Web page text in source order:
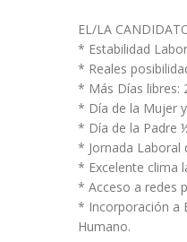
EL/LA
* Estabilidad
* Reales
* Más Días libres:
* Día de la Mujer
* Día de la Padre
* Jornada Laboral
* Excelente clima
* Acceso a redes
* Incorporación a
Humano.